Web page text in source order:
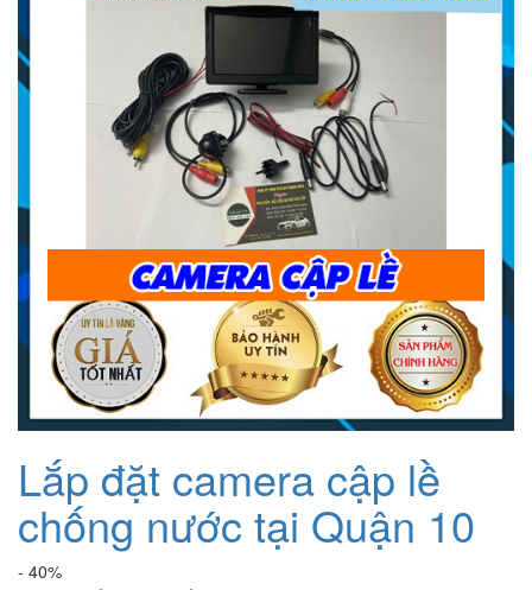
1.200.000₫.
Lắp đặt camera cập lề
chống nước tại Quận 10
- 40%